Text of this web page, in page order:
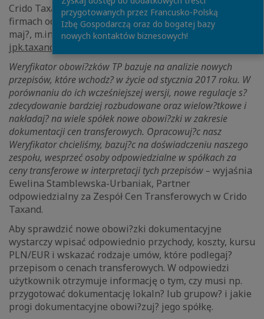
Crido Taxand. Dyrektorzy finansowi i inne osoby w
firmach odpowiedzialne za podatki w organizacjach
maj?, m.in. do dyspozycjiWeryfikator JPK
jpk.taxand.pl
Weryfikator obowi?zków TP bazuje na analizie nowych
przepisów, które wchodz? w życie od stycznia 2017 roku. W
porównaniu do ich wcześniejszej wersji, nowe regulacje s?
zdecydowanie bardziej rozbudowane oraz wielow?tkowe i
nakładaj? na wiele spółek nowe obowi?zki w zakresie
dokumentacji cen transferowych. Opracowuj?c nasz
Weryfikator chcieliśmy, bazuj?c na doświadczeniu naszego
zespołu, wesprzeć osoby odpowiedzialne w spółkach za
ceny transferowe w interpretacji tych przepisów – wyjaśnia
Ewelina Stamblewska-Urbaniak, Partner
odpowiedzialny za Zespół Cen Transferowych w Crido
Taxand.
Aby sprawdzić nowe obowi?zki dokumentacyjne
wystarczy wpisać odpowiednio przychody, koszty, kursu
PLN/EUR i wskazać rodzaje umów, które podlegaj?
przepisom o cenach transferowych. W odpowiedzi
użytkownik otrzymuje informację o tym, czy musi np.
przygotować dokumentację lokaln? lub grupow? i jakie
progi dokumentacyjne obowi?zuj? jego spółkę.
przygotowanych przez Francusko-Polską
Izbę Gospodarczą oraz do bogatej bazy
nowych kontaktów biznesowych!